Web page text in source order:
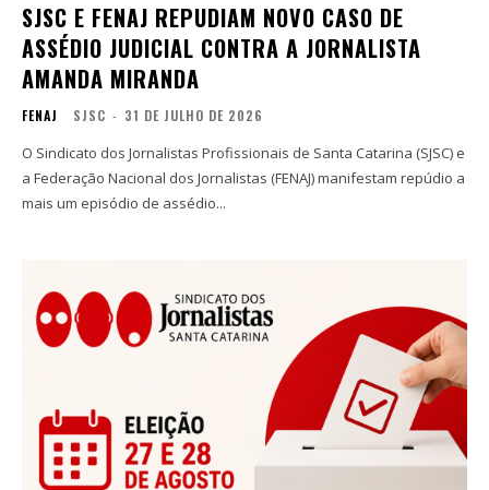
SJSC E FENAJ REPUDIAM NOVO CASO DE
ASSÉDIO JUDICIAL CONTRA A JORNALISTA
AMANDA MIRANDA
FENAJ SJSC - 31 DE JULHO DE 2026
O Sindicato dos Jornalistas Profissionais de Santa Catarina (SJSC) e
a Federação Nacional dos Jornalistas (FENAJ) manifestam repúdio a
mais um episódio de assédio...